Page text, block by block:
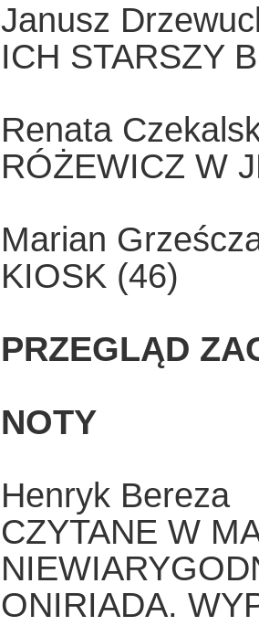
Janusz
ICH STARSZY
Renata
RÓŻEWICZ W
Marian
KIOSK (46)
PRZEGLĄD
NOTY
Henryk Bereza
CZYTANE W
ONIRIADA.